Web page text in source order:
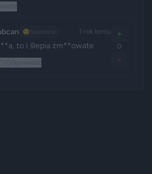
😏 1 rok temu
to i ślepia żm**owate
+
0
-